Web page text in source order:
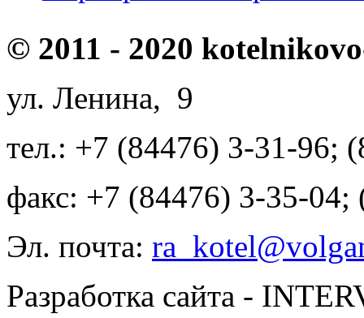
© 2011 - 2020
ул. Ленина, 9
тел.: +7 (84476) 3-31-96;
факс: +7 (84476) 3-35-04;
Эл. почта:
Разработка сайта -